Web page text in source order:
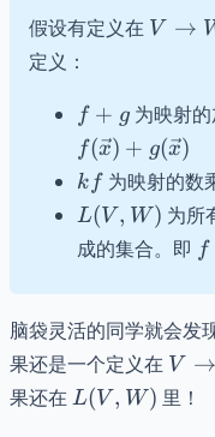
假设有定义在 V
V →
定义：
f+g
f + g 为映射的
f(x) + g(x)
kf
k f为映射的数
L(V,
W)
L(V , W) 为所
成的集合。即 f
f
脑袋灵活的同学就会发
果还是一个定义在 V\to
W
V →
果还在 L(V,W)
L(V , W) 里！